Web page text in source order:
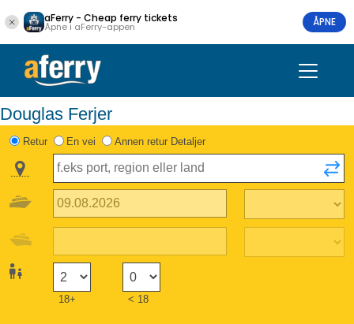
aFerry - Cheap ferry tickets
Åpne i aFerry-appen ÅPNE
Douglas Ferjer
Retur En vei Annen retur Detaljer
18+ < 18